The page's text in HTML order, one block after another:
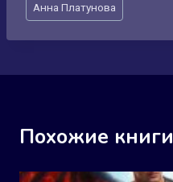
записи:
Анна Платунова
Похожие книги